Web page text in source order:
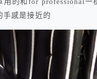
手感是接近的